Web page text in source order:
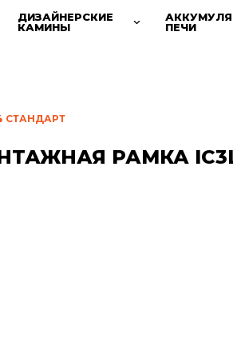
ДИЗАЙНЕРСКИЕ
КАМИНЫ
ПЕЧИ
СТАНДАРТ
РАМКА